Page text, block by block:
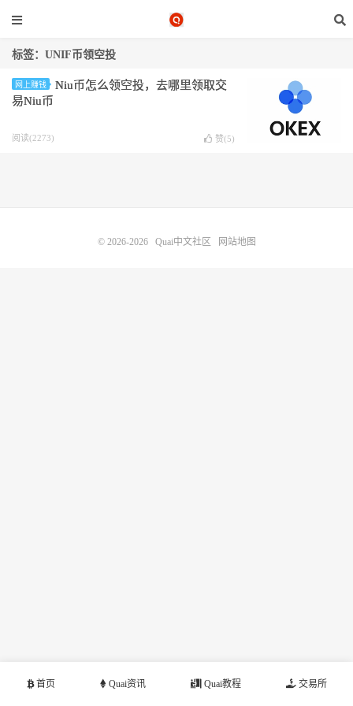
标签：UNIF币领空投
网上赚钱
Niu币怎么领空投，去哪里领取交
易Niu币
阅读(2273) 赞(5)
首页 Quai资讯 Quai教程 交易所
© 2026-2026 Quai中文社区 网站地图